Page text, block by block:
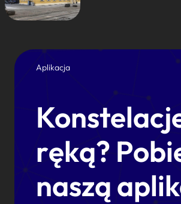
Aplikacja
ręką?
naszą